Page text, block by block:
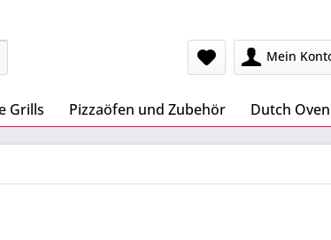
Mein
Grills Pizzaöfen und Zubehör Dutch